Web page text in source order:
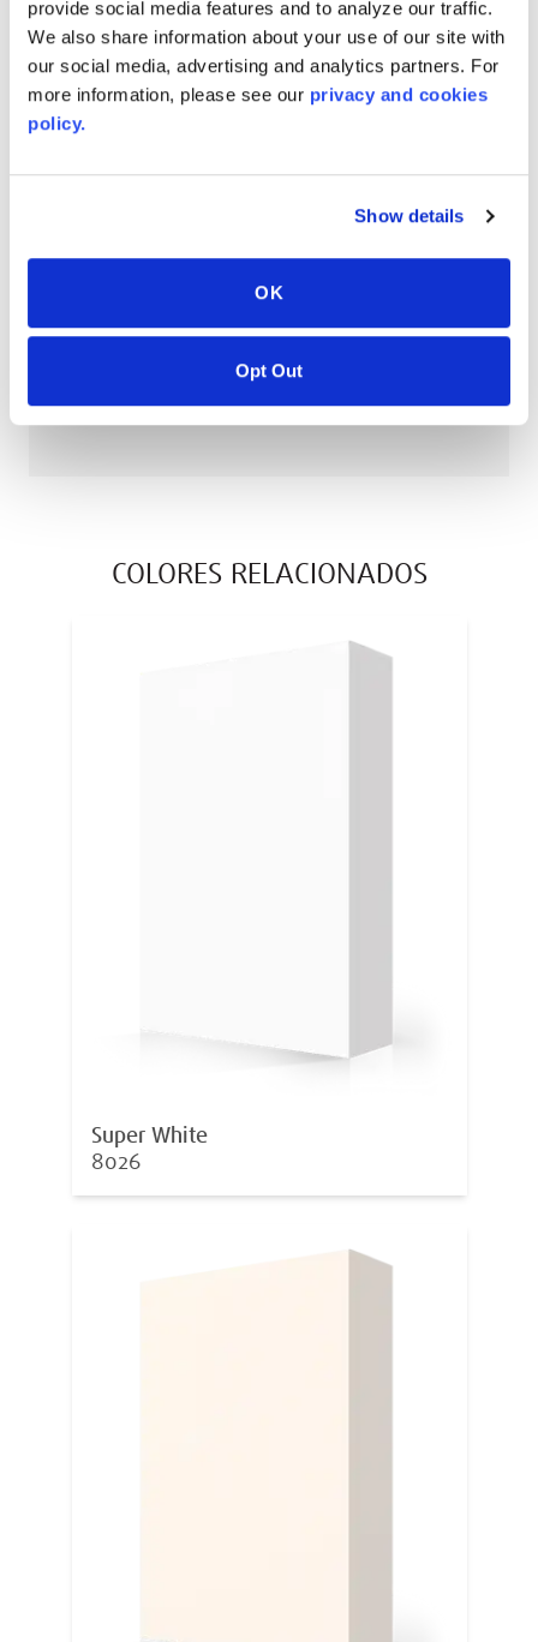
provide social media features and to analyze our traffic.
We also share information about your use of our site with
our social media, advertising and analytics partners. For
more information, please see our privacy and cookies
policy.
Show details
OK
Opt Out
PT #:110-118
FECHA DE PUBLICACIÓN :
COLORES RELACIONADOS
Super White
8026